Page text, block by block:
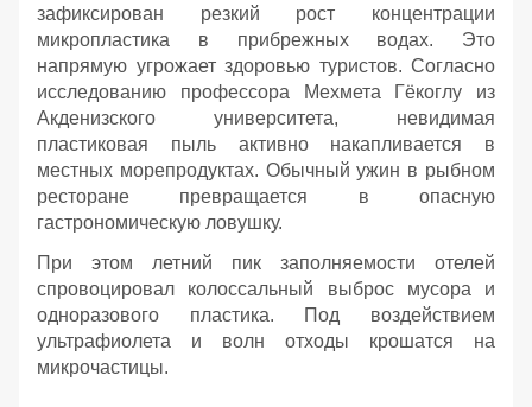
зафиксирован резкий рост концентрации
микропластика в прибрежных водах. Это
напрямую угрожает здоровью туристов. Согласно
исследованию профессора Мехмета Гёкоглу из
Акденизского университета, невидимая
пластиковая пыль активно накапливается в
местных морепродуктах. Обычный ужин в рыбном
ресторане превращается в опасную
гастрономическую ловушку.
При этом летний пик заполняемости отелей
спровоцировал колоссальный выброс мусора и
одноразового пластика. Под воздействием
ультрафиолета и волн отходы крошатся на
микрочастицы.